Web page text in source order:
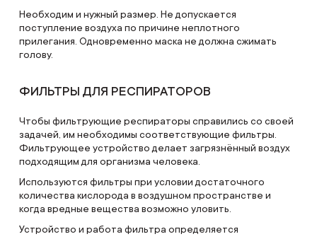
Необходим и нужный размер. Не допускается
поступление воздуха по причине неплотного
прилегания. Одновременно маска не должна сжимать
голову.
ФИЛЬТРЫ ДЛЯ РЕСПИРАТОРОВ
Чтобы фильтрующие респираторы справились со своей
задачей, им необходимы соответствующие фильтры.
Фильтрующее устройство делает загрязнённый воздух
подходящим для организма человека.
Используются фильтры при условии достаточного
количества кислорода в воздушном пространстве и
когда вредные вещества возможно уловить.
Устройство и работа фильтра определяется